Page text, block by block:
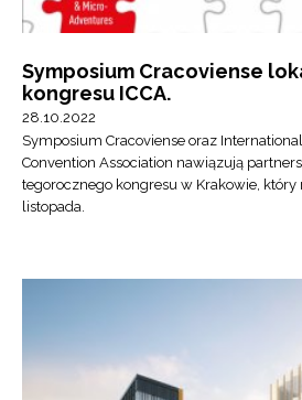
Symposium Cracoviense
kongresu ICCA.
28.10.2022
Symposium Cracoviense oraz
Convention Association nawiązują
tegorocznego kongresu w Krakowie, który
listopada.